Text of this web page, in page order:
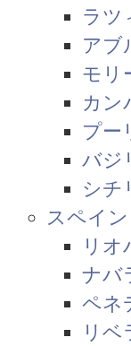
ラツ
アブ
モリ
カン
プー
バジ
シチ
スペイン
リオ
ナバ
ペネ
リベ